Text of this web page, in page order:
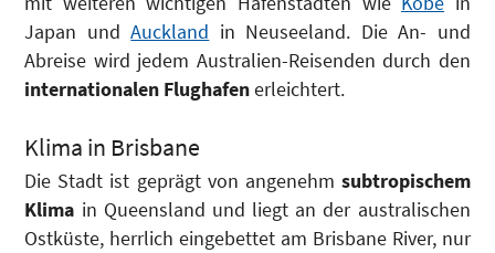
Japan undAuckland in Neuseeland. Die An- und
Abreise wird jedem Australien-Reisenden durch den
internationalen Flughafenerleichtert.
Klima in Brisbane
Die Stadt ist geprägt von angenehm subtropischem
Klima in Queensland und liegt an der australischen
Ostküste, herrlich eingebettet am Brisbane River, nur